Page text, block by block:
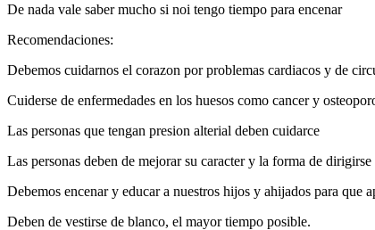
De nada vale saber mucho si noi tengo tiempo para encenar
Recomendaciones:
Debemos cuidarnos el corazon por problemas cardiacos y de
Cuiderse de enfermedades en los huesos como cancer y
Las personas que tengan presion alterial deben cuidarce
Las personas deben de mejorar su caracter y la forma de dirigirse
Debemos encenar y educar a nuestros hijos y ahijados para que
Deben de vestirse de blanco, el mayor tiempo posible.